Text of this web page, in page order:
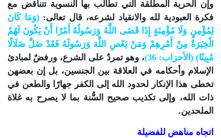
وإن الحرية المطلقة التي تطالب بها النسوية تتناقض مع
فكرة العبودية لله والانقياد لشرعه، قال تعالى:(وَمَا كَانَ
لِمُؤْمِنٍ وَلَا مُؤْمِنَةٍ إِذَا قَضَى اللَّهُ وَرَسُولُهُ أَمْرًا أَنْ يَكُونَ لَهُمُ
الْخِيَرَةُ مِنْ أَمْرِهِمْ وَمَنْ يَعْصِ اللَّهَ وَرَسُولَهُ فَقَدْ ضَلَّ ضَلَالًا
مُبِينًا) (الأحزاب: 36)
، وهو تمردٌ على الشرع، ورفضٌ لمبادئ
الإسلام وأحكامه في العلاقة بين الجنسين، بل إن بعضهن
تخطى هذا الإنكار لحدود الله إلى الكفر جهارًا والطعن في
ذات الله، وإلى تكذيب صحيح السُّنة بما لا يصرح به غلاة
الملحدين.
اتجاه مناهض للفضيلة